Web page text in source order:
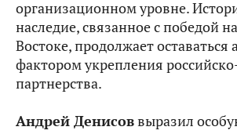
организационном уровне.
наследие, связанное с победой
Востоке, продолжает оставаться
фактором укрепления
партнерства.
Андрей Денисоввыразил